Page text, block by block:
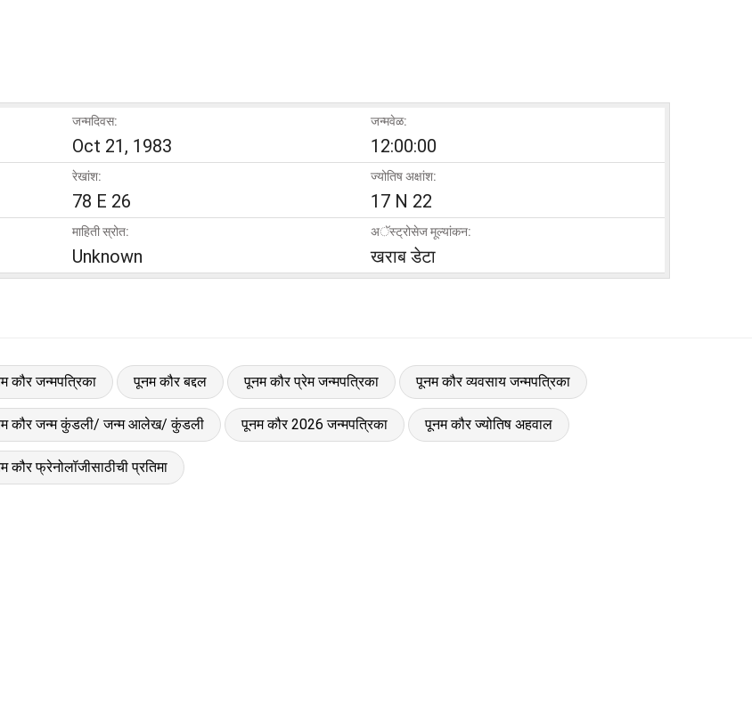
जन्मदिवस:
Oct 21, 1983
जन्मवेळ:
12:00:00
रेखांश:
78 E 26
ज्योतिष अक्षांश:
17 N 22
माहिती स्रोत:
Unknown
अॅस्ट्रोसेज मूल्यांकन:
खराब डेटा
कौर जन्मपत्रिका पूनम कौर बद्दल पूनम कौर प्रेम जन्मपत्रिका पूनम कौर व्यवसाय जन्मपत्रिका
कौर जन्म कुंडली/ जन्म आलेख/ कुंडली पूनम कौर 2026 जन्मपत्रिका पूनम कौर ज्योतिष अहवाल
कौर फ्रेनोलॉजीसाठीची प्रतिमा